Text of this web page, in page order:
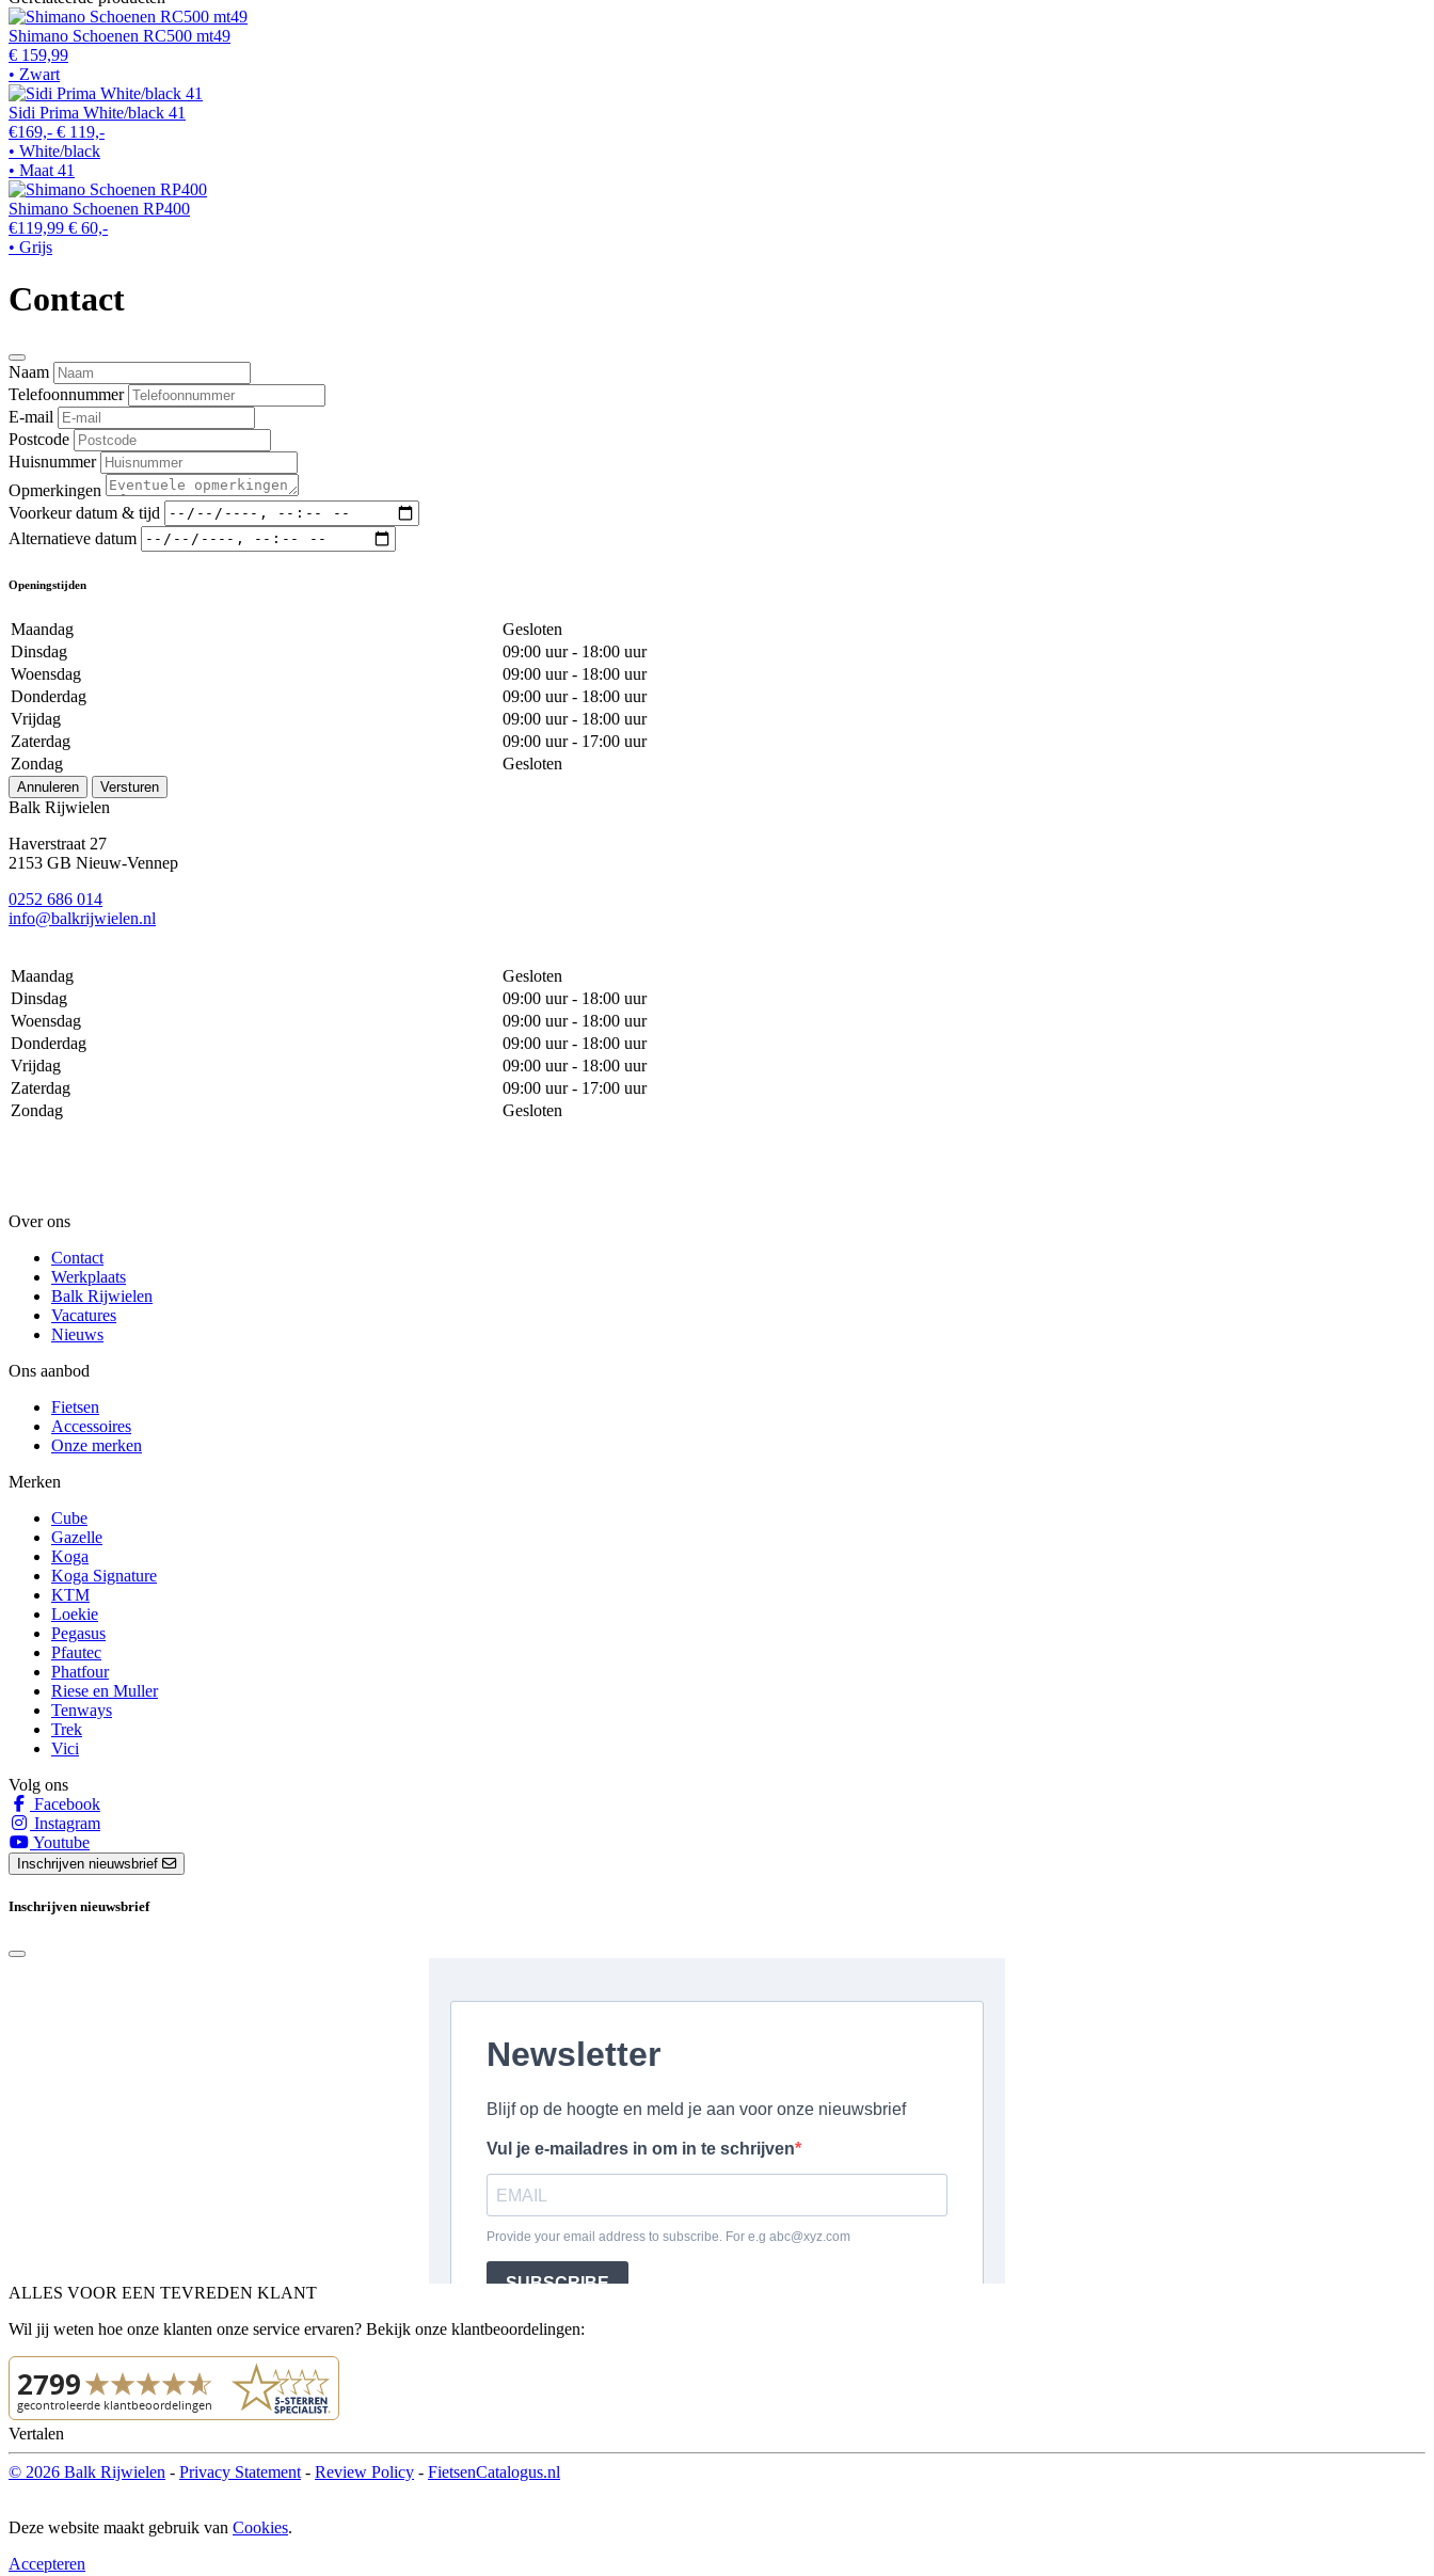
Shimano Schoenen RC500 mt49
€ 159,99
• Zwart
Sidi Prima White/black 41
€169,- € 119,-
• White/black
• Maat 41
Shimano Schoenen RP400
€119,99 € 60,-
• Grijs
Contact
Naam
Telefoonnummer
E-mail
Postcode
Huisnummer
Opmerkingen
Voorkeur datum & tijd
Alternatieve datum
Openingstijden
Maandag
Gesloten
Dinsdag
09:00 uur - 18:00 uur
Woensdag
09:00 uur - 18:00 uur
Donderdag
09:00 uur - 18:00 uur
Vrijdag
09:00 uur - 18:00 uur
Zaterdag
09:00 uur - 17:00 uur
Zondag
Gesloten
Annuleren Versturen
Balk Rijwielen
Haverstraat 27
2153 GB Nieuw-Vennep
0252 686 014
info@balkrijwielen.nl
Maandag
Gesloten
Dinsdag
09:00 uur - 18:00 uur
Woensdag
09:00 uur - 18:00 uur
Donderdag
09:00 uur - 18:00 uur
Vrijdag
09:00 uur - 18:00 uur
Zaterdag
09:00 uur - 17:00 uur
Zondag
Gesloten
Over ons
Contact
Werkplaats
Balk Rijwielen
Vacatures
Nieuws
Ons aanbod
Fietsen
Accessoires
Onze merken
Merken
Cube
Gazelle
Koga
Koga Signature
KTM
Loekie
Pegasus
Pfautec
Phatfour
Riese en Muller
Tenways
Trek
Vici
Volg ons
Facebook
Instagram
Youtube
Inschrijven nieuwsbrief
Inschrijven nieuwsbrief
ALLES VOOR EEN TEVREDEN KLANT
Wil jij weten hoe onze klanten onze service ervaren? Bekijk onze klantbeoordelingen:
Vertalen
© 2026 Balk Rijwielen - Privacy Statement - Review Policy - FietsenCatalogus.nl
Deze website maakt gebruik van Cookies.
Accepteren